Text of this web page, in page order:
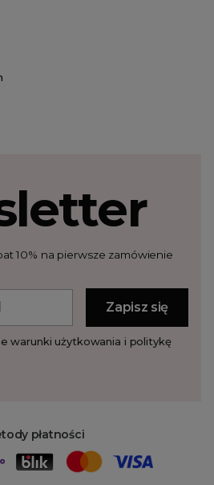
płatności
10% na pierwsze zamówienie
warunki użytkowania i politykę